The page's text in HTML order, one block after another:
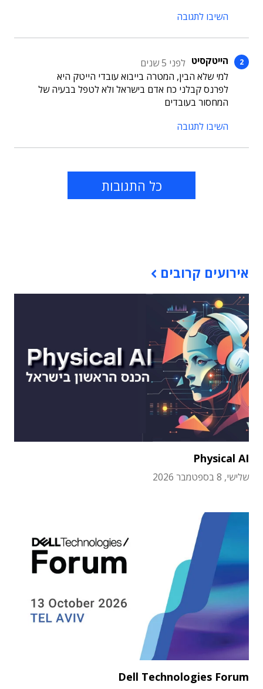
השיבו לתגובה
הייטקסיט לפני 5 שנים
למי שלא הבין, המטרה בייבוא עובדי הייטק היא
לפרנס קבלני כח אדם בישראל ולא לטפל בבעיה של
המחסור בעובדים
השיבו לתגובה
כל התגובות
אירועים קרובים
Physical AI
שלישי, 8 בספטמבר 2026
Dell Technologies Forum